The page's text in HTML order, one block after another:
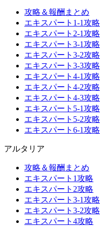
攻略＆報酬まとめ
エキスパート1-1攻略
エキスパート2-1攻略
エキスパート3-1攻略
エキスパート3-2攻略
エキスパート3-3攻略
エキスパート4-1攻略
エキスパート4-2攻略
エキスパート4-3攻略
エキスパート5-1攻略
エキスパート5-2攻略
エキスパート6-1攻略
アルタリア
攻略＆報酬まとめ
エキスパート1攻略
エキスパート2攻略
エキスパート3-1攻略
エキスパート3-2攻略
エキスパート4攻略